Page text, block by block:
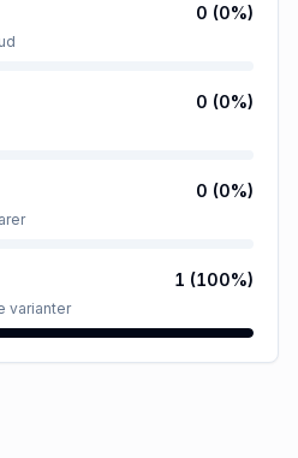
0 (0%)
0 (0%)
0 (0%)
varianter
1 (100%)